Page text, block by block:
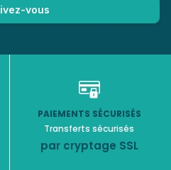
PAIEMENTS SÉCURISÉS
Transferts sécurisés
par cryptage SSL